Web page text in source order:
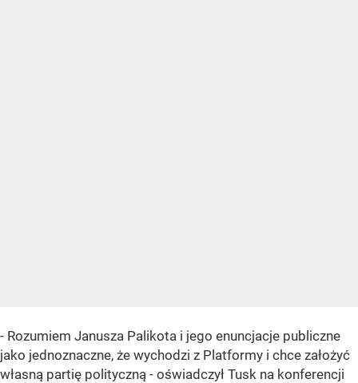
- Rozumiem Janusza Palikota i jego enuncjacje publiczne
jako jednoznaczne, że wychodzi z Platformy i chce założyć
własną partię polityczną - oświadczył Tusk na konferencji